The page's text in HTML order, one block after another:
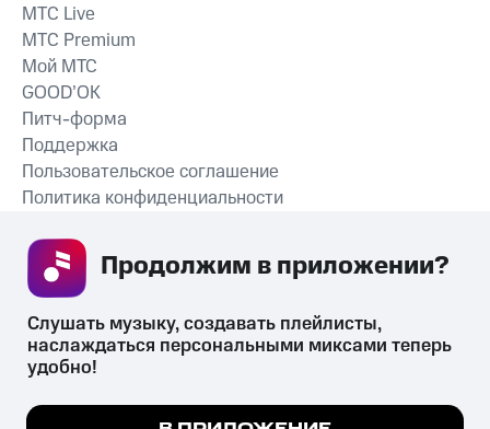
СКАЧАТЬ ПРИЛОЖЕНИЕ
MTС Live
MTС Premium
Мой МТС
GOOD’OK
Питч-форма
Поддержка
Пользовательское соглашение
Политика конфиденциальности
психотропных веществ, их аналогов причиняет вред здоровью,
Мы используем куки, чтобы на сайте все
Слушать музыку, создавать плейлисты,
наслаждаться персональными миксами теперь
удобно!